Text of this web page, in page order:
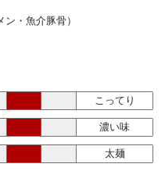
・魚介豚骨）
こってり
濃い味
太麺